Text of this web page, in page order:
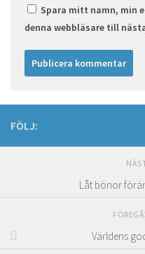
Spara mitt namn, min
denna webbläsare till
FÖLJ:
Låt bönor
Världens